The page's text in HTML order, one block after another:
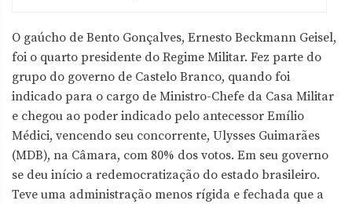
O gaúcho de Bento Gonçalves, Ernesto Beckmann Geisel,
foi o quarto presidente do Regime Militar. Fez parte do
grupo do governo de Castelo Branco, quando foi
indicado para o cargo de Ministro-Chefe da Casa Militar
e chegou ao poder indicado pelo antecessor Emílio
Médici, vencendo seu concorrente, Ulysses Guimarães
(MDB), na Câmara, com 80% dos votos. Em seu governo
se deu início a redemocratização do estado brasileiro.
Teve uma administração menos rígida e fechada que a